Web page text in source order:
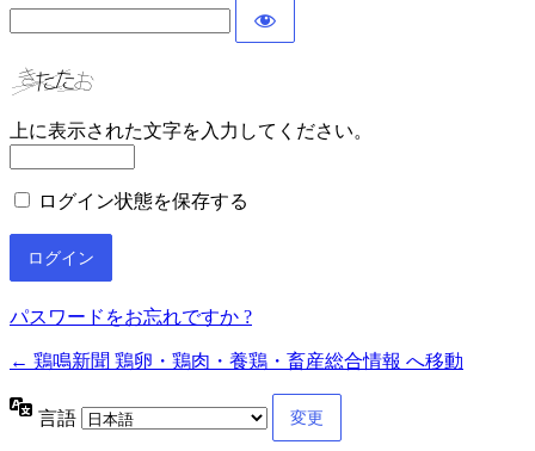
上に表示された文字を入力してください。
ログイン状態を保存する
パスワードをお忘れですか ?
← 鶏鳴新聞 鶏卵・鶏肉・養鶏・畜産総合情報 へ移動
言語